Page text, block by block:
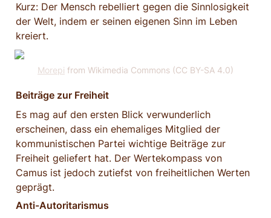
Kurz: Der Mensch rebelliert gegen die Sinnlosigkeit
der Welt, indem er seinen eigenen Sinn im Leben
kreiert.
Morepi from Wikimedia Commons (CC BY-SA 4.0)
Beiträge zur Freiheit
Es mag auf den ersten Blick verwunderlich
erscheinen, dass ein ehemaliges Mitglied der
kommunistischen Partei wichtige Beiträge zur
Freiheit geliefert hat. Der Wertekompass von
Camus ist jedoch zutiefst von freiheitlichen Werten
geprägt.
Anti-Autoritarismus